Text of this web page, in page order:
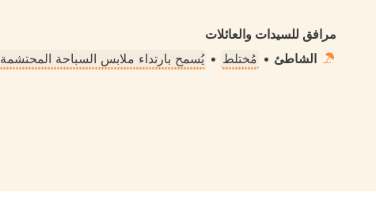
مرافق للسيدات والعائلات
الشاطئ • مُختلط • يُسمح بارتداء ملابس السباحة المحتشمة